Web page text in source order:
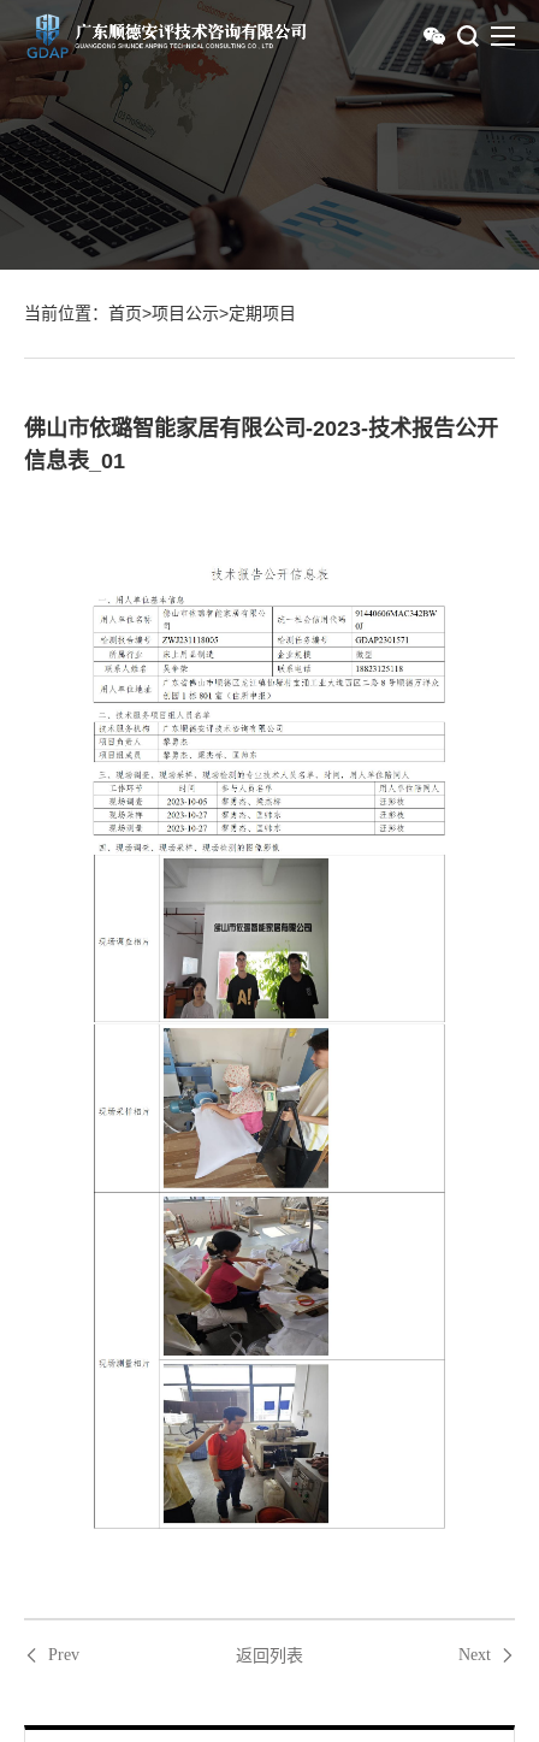
当前位置： 首页>项目公示>定期项目
佛山市依璐智能家居有限公司-2023-技术报告公开
信息表_01
Prev 返回列表 Next